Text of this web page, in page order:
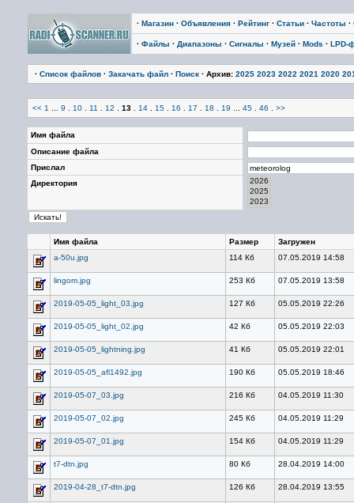
· Магазин · Объявления · Рейтинг · Статьи · Частоты ·
· Файлы · Диапазоны · Сигналы · Музей · Mods · LPD-
· Список файлов · Закачать файл · Поиск · Архив: 2025 2023 2022 2021 2020
<< 1 9 10 11 12 13 14 15 16 17 18 19 45 46 >>
Имя файла
Описание файла
Прислал
Директория
Имя файла Размер
Загружен
a-50u.jpg
114 Кб 07.05.2019 14:58
lingom.jpg 253 Кб 07.05.2019 13:58
2019-05-05_light_03.jpg 127 Кб 05.05.2019 22:26
2019-05-05_light_02.jpg 42 Кб 05.05.2019 22:03
2019-05-05_lightning.jpg 41 Кб 05.05.2019 22:01
2019-05-05_afl1492.jpg 190 Кб 05.05.2019 18:46
2019-05-07_03.jpg 216 Кб 04.05.2019 11:30
2019-05-07_02.jpg 245 Кб 04.05.2019 11:29
2019-05-07_01.jpg 154 Кб 04.05.2019 11:29
t7-dtn.jpg 80 Кб 28.04.2019 14:00
2019-04-28_t7-dtn.jpg 126 Кб 28.04.2019 13:55